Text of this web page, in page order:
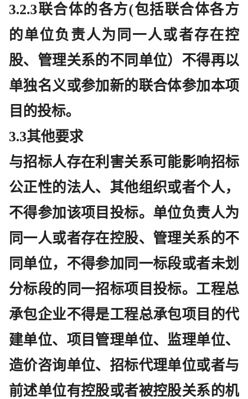
3.2.3联合体的各方(包括联合体各方
的单位负责人为同一人或者存在控
股、管理关系的不同单位）不得再以
单独名义或参加新的联合体参加本项
目的投标。
3.3其他要求
与招标人存在利害关系可能影响招标
公正性的法人、其他组织或者个人，
不得参加该项目投标。单位负责人为
同一人或者存在控股、管理关系的不
同单位，不得参加同一标段或者未划
分标段的同一招标项目投标。工程总
承包企业不得是工程总承包项目的代
建单位、项目管理单位、监理单位、
造价咨询单位、招标代理单位或者与
前述单位有控股或者被控股关系的机